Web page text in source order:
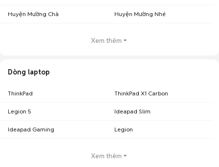
Huyện Mường Chà Huyện Mường Nhé
Xem thêm
Dòng laptop
ThinkPad ThinkPad X1 Carbon
Legion 5 Ideapad Slim
Ideapad Gaming Legion
Xem thêm